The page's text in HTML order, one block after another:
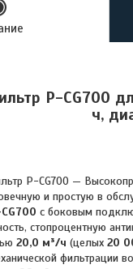
P-CG700
ч,
CG700 —
и простую в
с боковым
стопроцентную
20,0 м³/ч (целых 20
фильтрации